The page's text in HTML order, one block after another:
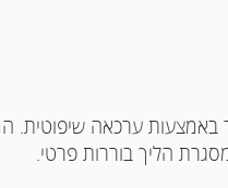
באמצעות ערכאה שיפוטית.
הליך בוררות פרטי.